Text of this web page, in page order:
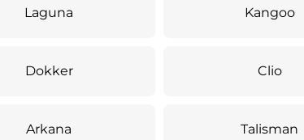
Laguna Kangoo
Dokker Clio
Arkana Talisman